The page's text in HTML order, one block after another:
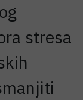
stresa